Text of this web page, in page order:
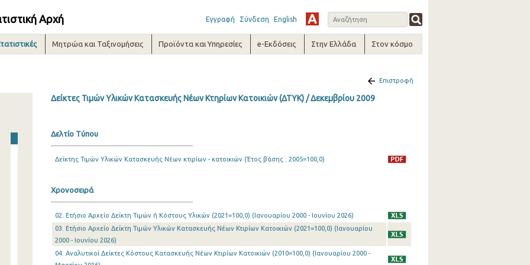
Αρχή Εγγραφή Σύνδεση English
Μητρώα και Ταξινομήσεις Προϊόντα και Υπηρεσίες e-Εκδόσεις Στην Ελλάδα Στον κόσμο
Επιστροφή
Δείκτες Τιμών Υλικών Κατασκευής Νέων Κτηρίων Κατοικιών (ΔΤΥΚ) / Δεκεμβρίου 2009
Δελτίο Τύπου
Δείκτης Τιμών Υλικών Κατασκευής Νέων κτιρίων - κατοικιών (Έτος βάσης : 2005=100,0)
Χρονοσειρά
02. Ετήσιο Αρχείο Δείκτη Τιμών ή Κόστους Υλικών (2021=100,0) (Ιανουαρίου 2000 - Ιουνίου 2026)
03. Ετήσιο Αρχείο Δείκτη Τιμών Υλικών Κατασκευής Νέων Κτιρίων Κατοικιών (2021=100,0) (Ιανουαρίου
2000 - Ιουνίου 2026)
04. Αναλυτικοί Δείκτες Κόστους Κατασκευής Νέων Κτιρίων Κατοικιών (2010=100,0) (Ιανουαρίου 2000 -